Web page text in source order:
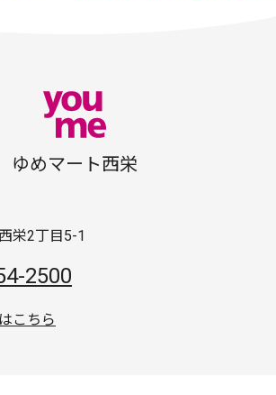
ゆめマート西栄
栄2丁目5-1
2500
こちら